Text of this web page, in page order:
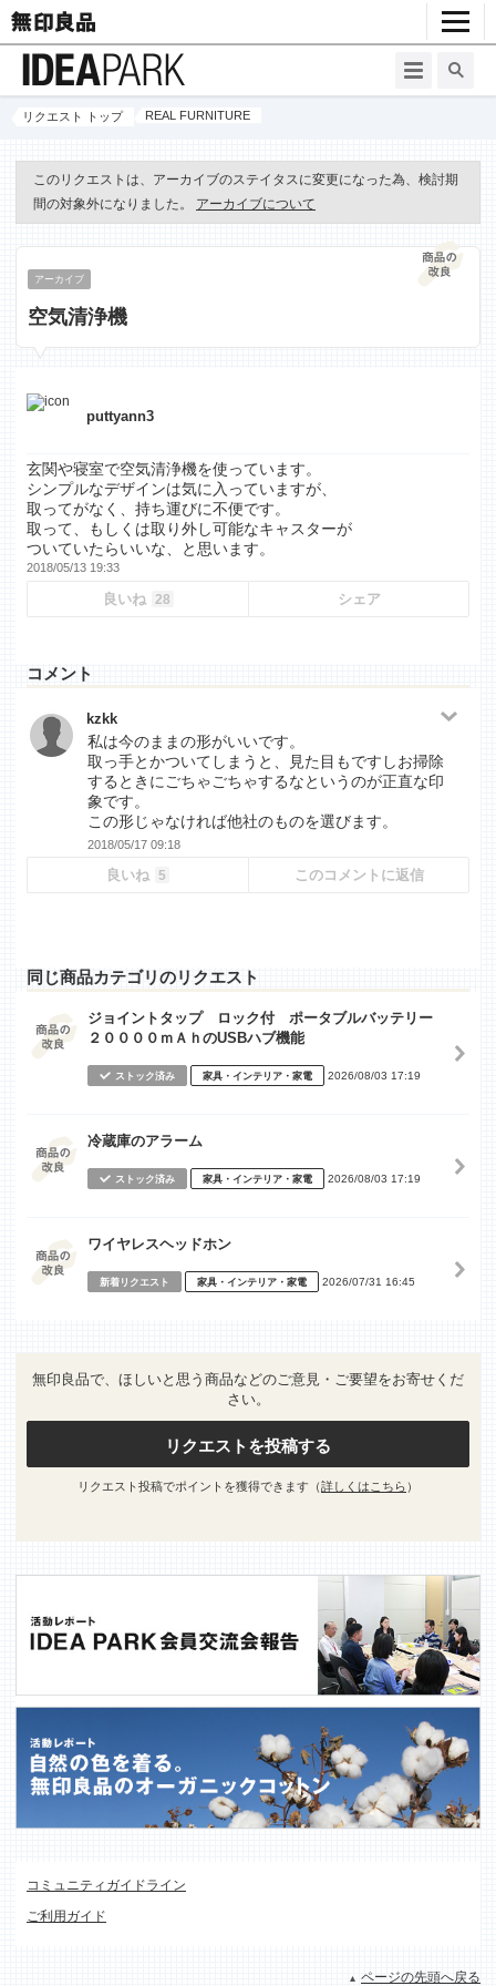
リクエスト トップ REAL FURNITURE
このリクエストは、アーカイブのステイタスに変更になった為、検討期
間の対象外になりました。
アーカイブについて
アーカイブ
空気清浄機
puttyann3
玄関や寝室で空気清浄機を使っています。
シンプルなデザインは気に入っていますが、
取ってがなく、持ち運びに不便です。
取って、もしくは取り外し可能なキャスターが
ついていたらいいな、と思います。
2018/05/13 19:33
良いね 28 シェア
コメント
kzkk
私は今のままの形がいいです。
取っ手とかついてしまうと、見た目もですしお掃除
するときにごちゃごちゃするなというのが正直な印
象です。
この形じゃなければ他社のものを選びます。
2018/05/17 09:18
良いね 5 このコメントに返信
同じ商品カテゴリのリクエスト
ジョイントタップ ロック付 ポータブルバッテリー
２００００ｍＡｈのUSBハブ機能
ストック済み 家具・インテリア・家電 2026/08/03 17:19
冷蔵庫のアラーム
ストック済み 家具・インテリア・家電 2026/08/03 17:19
ワイヤレスヘッドホン
新着リクエスト 家具・インテリア・家電 2026/07/31 16:45
無印良品で、ほしいと思う商品などのご意見・ご要望をお寄せくだ
さい。
リクエストを投稿する
リクエスト投稿でポイントを獲得できます（詳しくはこちら ）
コミュニティガイドライン
ご利用ガイド
ページの先頭へ戻る